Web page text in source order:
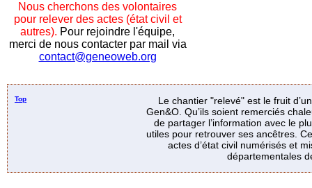
Nous cherchons des volontaires
pour relever des actes (état civil et
autres). Pour rejoindre l'équipe,
merci de nous contacter par mail via
contact@geneoweb.org
Top
Le chantier "relevé" est le fruit
Gen&O. Qu’ils soient remerciés
de partager l’information avec le
utiles pour retrouver ses ancêtres.
actes d’état civil numérisés et
départementales